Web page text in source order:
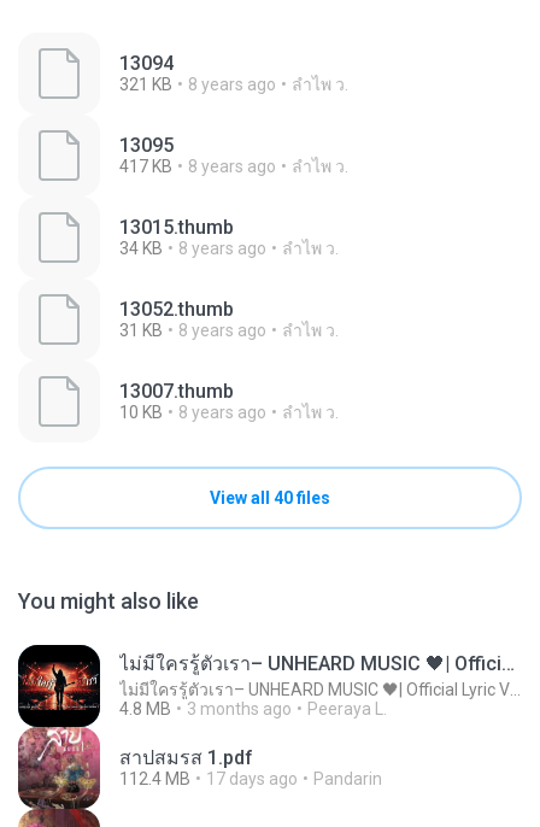
13094
321 KB 8 years ago ลําไพ ว.
13095
417 KB 8 years ago ลําไพ ว.
13015.thumb
34 KB 8 years ago ลําไพ ว.
13052.thumb
31 KB 8 years ago ลําไพ ว.
13007.thumb
10 KB 8 years ago ลําไพ ว.
View all 40 files
You might also like
ไม่มีใครรู้ตัวเรา– UNHEARD MUSIC 🖤| Official Lyric Video | เพลงสู้ชีวิต
4.8 MB
3 months ago Peeraya L.
สาปสมรส 1.pdf
112.4 MB 17 days ago Pandarin